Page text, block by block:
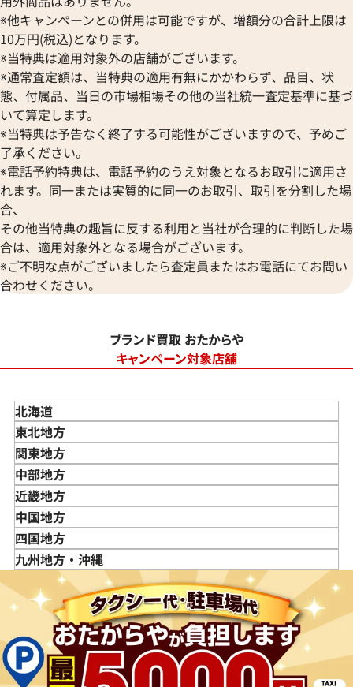
※他キャンペーンとの併用は可能ですが、増額分の合計上限は
10万円(税込)となります。
※当特典は適用対象外の店舗がございます。
※通常査定額は、当特典の適用有無にかかわらず、品目、状
態、付属品、当日の市場相場その他の当社統一査定基準に基づ
いて算定します。
※当特典は予告なく終了する可能性がございますので、予めご
了承ください。
※電話予約特典は、電話予約のうえ対象となるお取引に適用さ
れます。同一または実質的に同一のお取引、取引を分割した場
合、
その他当特典の趣旨に反する利用と当社が合理的に判断した場
合は、適用対象外となる場合がございます。
※ご不明な点がございましたら査定員またはお電話にてお問い
合わせください。
ブランド買取 おたからや
キャンペーン対象店舗
北海道
東北地方
青森県
岩手県
宮城県
秋田県
山形県
福島県
関東地方
東京都
神奈川県
埼玉県
千葉県
茨城県
栃木県
群馬県
中部地方
新潟県
富山県
石川県
山梨県
長野県
岐阜県
静岡県
愛知県
近畿地方
三重県
滋賀県
京都府
兵庫県
奈良県
和歌山県
中国地方
鳥取県
島根県
広島県
山口県
四国地方
徳島県
愛媛県
九州地方・沖縄
佐賀県
長崎県
熊本県
大分県
宮崎県